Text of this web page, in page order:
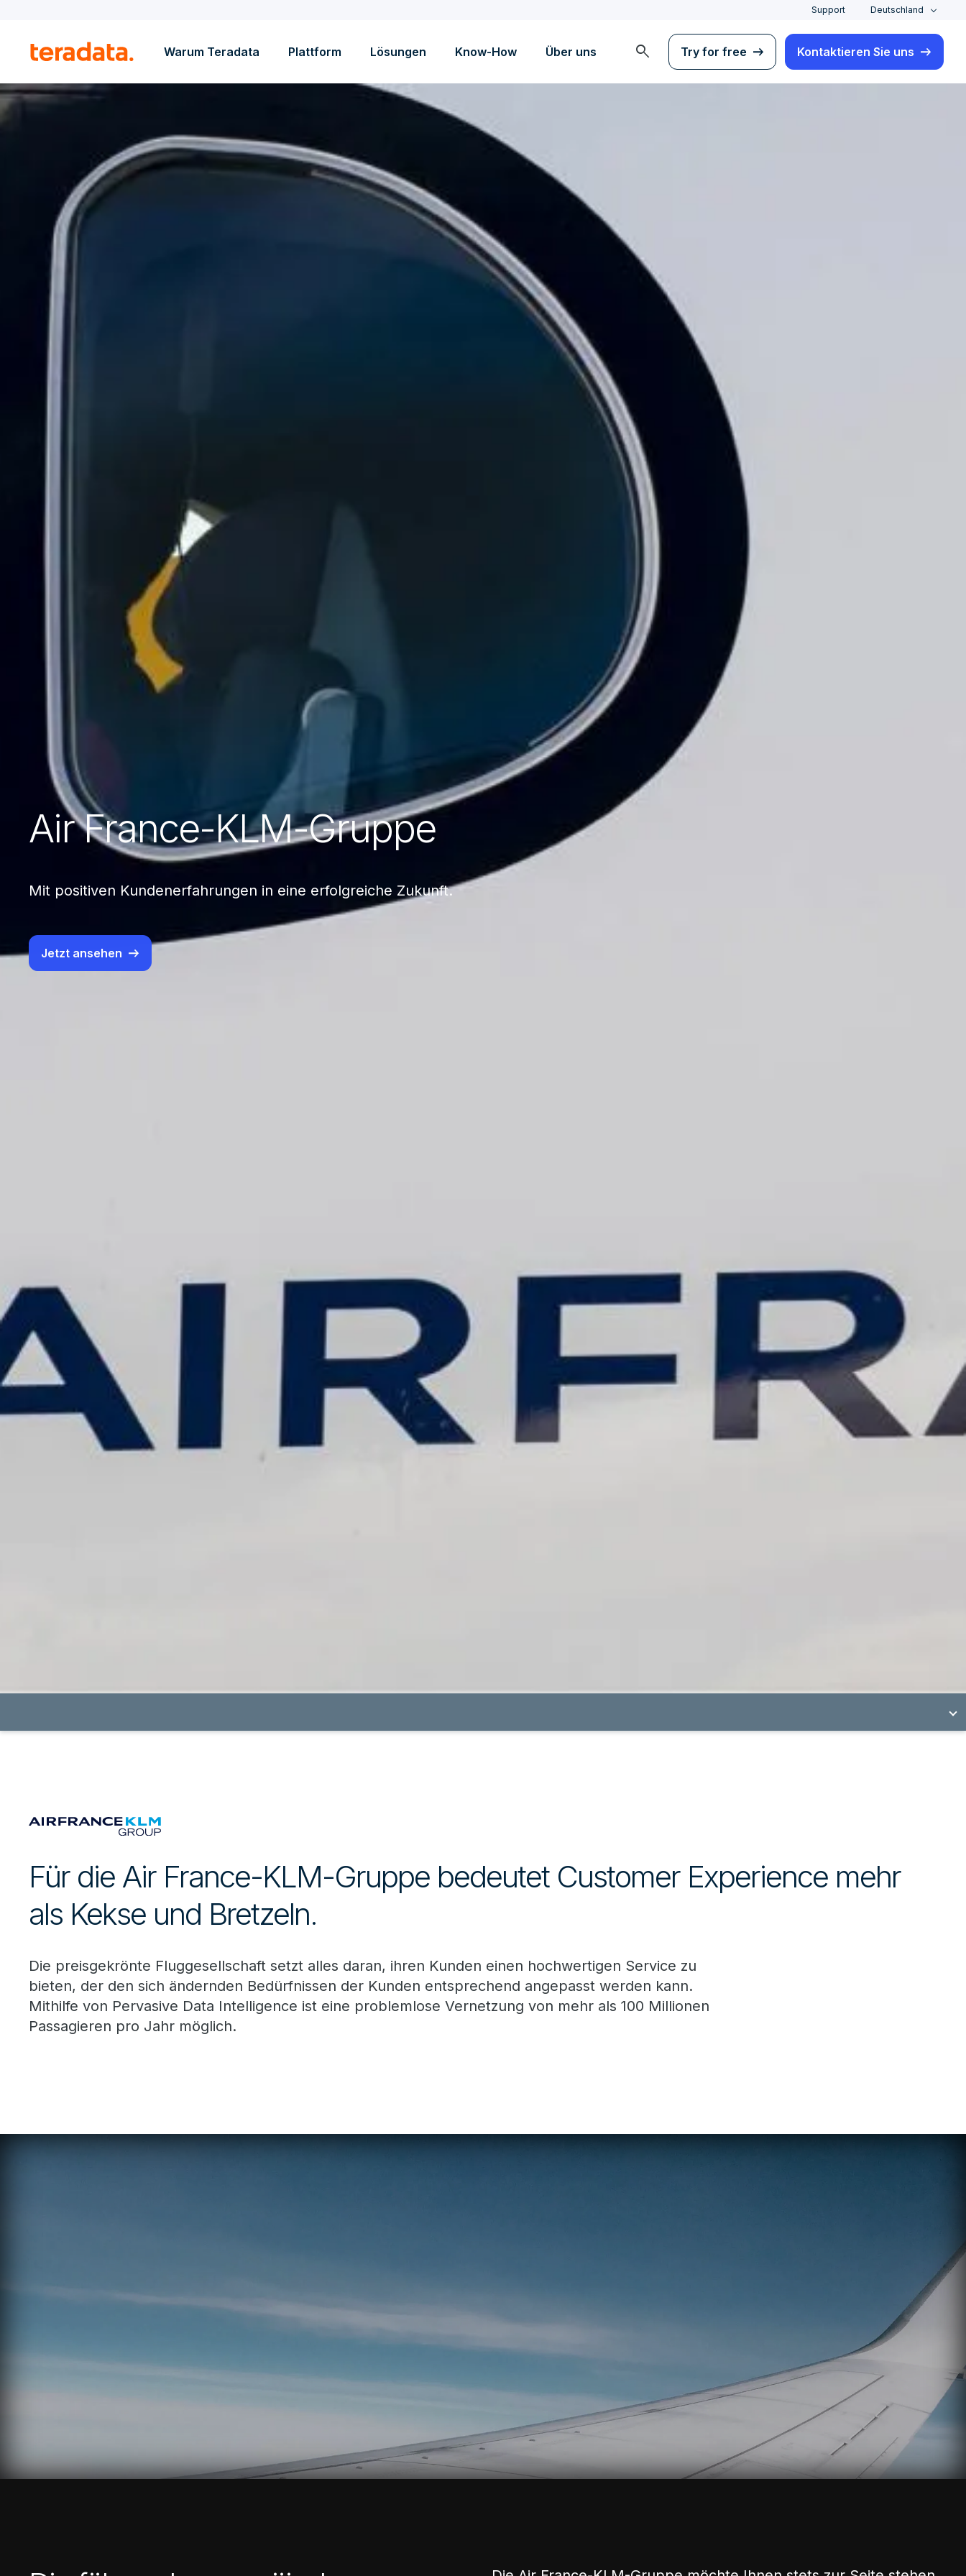
Support Deutschland
Warum Teradata Plattform Lösungen Know-How Über uns search Try for free Kontaktieren Sie uns
Air France-KLM-Gruppe
Mit positiven Kundenerfahrungen in eine erfolgreiche Zukunft.
Jetzt ansehen
Für die Air France-KLM-Gruppe bedeutet Customer Experience mehr
als Kekse und Bretzeln.
Die preisgekrönte Fluggesellschaft setzt alles daran, ihren Kunden einen hochwertigen Service zu
bieten, der den sich ändernden Bedürfnissen der Kunden entsprechend angepasst werden kann.
Mithilfe von Pervasive Data Intelligence ist eine problemlose Vernetzung von mehr als 100 Millionen
Passagieren pro Jahr möglich.